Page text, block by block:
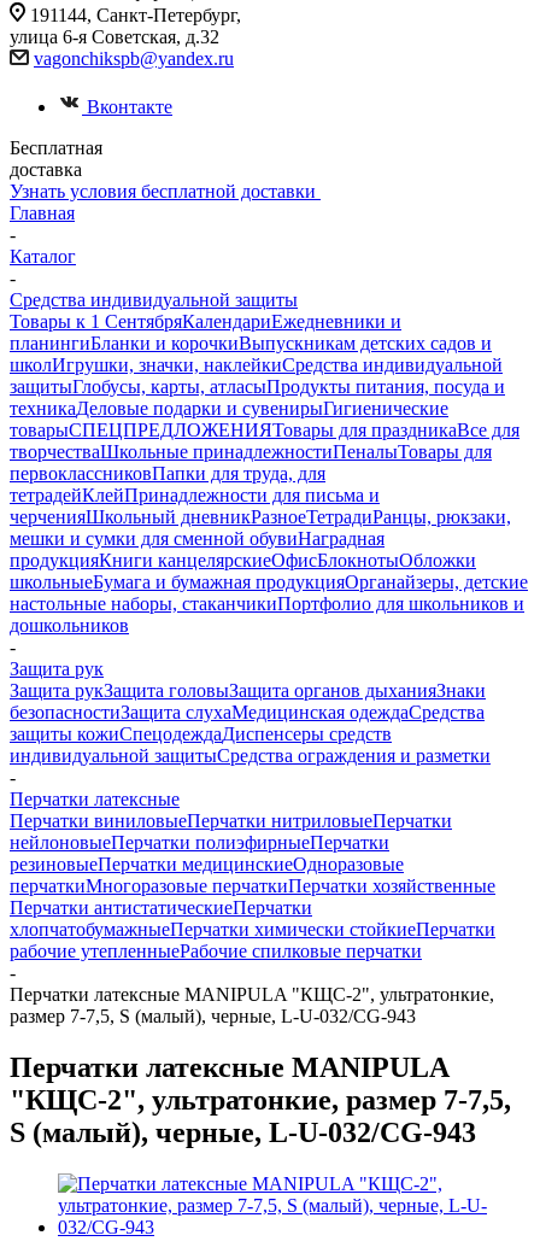
191144, Санкт-Петербург,
улица 6-я Советская, д.32
vagonchikspb@yandex.ru
Вконтакте
Бесплатная
доставка
Узнать условия бесплатной доставки
Главная
-
Каталог
-
Средства индивидуальной защиты
Товары к 1 СентябряКалендариЕжедневники и
планингиБланки и корочкиВыпускникам детских садов и
школИгрушки, значки, наклейкиСредства индивидуальной
защитыГлобусы, карты, атласыПродукты питания, посуда и
техникаДеловые подарки и сувенирыГигиенические
товарыСПЕЦПРЕДЛОЖЕНИЯТовары для праздникаВсе для
творчестваШкольные принадлежностиПеналыТовары для
первоклассниковПапки для труда, для
тетрадейКлейПринадлежности для письма и
черченияШкольный дневникРазноеТетрадиРанцы, рюкзаки,
мешки и сумки для сменной обувиНаградная
продукцияКниги канцелярскиеОфисБлокнотыОбложки
школьныеБумага и бумажная продукцияОрганайзеры, детские
настольные наборы, стаканчикиПортфолио для школьников и
дошкольников
-
Защита рук
Защита рукЗащита головыЗащита органов дыханияЗнаки
безопасностиЗащита слухаМедицинская одеждаСредства
защиты кожиСпецодеждаДиспенсеры средств
индивидуальной защитыСредства ограждения и разметки
-
Перчатки латексные
Перчатки виниловыеПерчатки нитриловыеПерчатки
нейлоновыеПерчатки полиэфирныеПерчатки
резиновыеПерчатки медицинскиеОдноразовые
перчаткиМногоразовые перчаткиПерчатки хозяйственные
Перчатки антистатическиеПерчатки
хлопчатобумажныеПерчатки химически стойкиеПерчатки
рабочие утепленныеРабочие спилковые перчатки
-
Перчатки латексные MANIPULA "КЩС-2", ультратонкие,
размер 7-7,5, S (малый), черные, L-U-032/CG-943
Перчатки латексные MANIPULA
"КЩС-2", ультратонкие, размер 7-7,5,
S (малый), черные, L-U-032/CG-943